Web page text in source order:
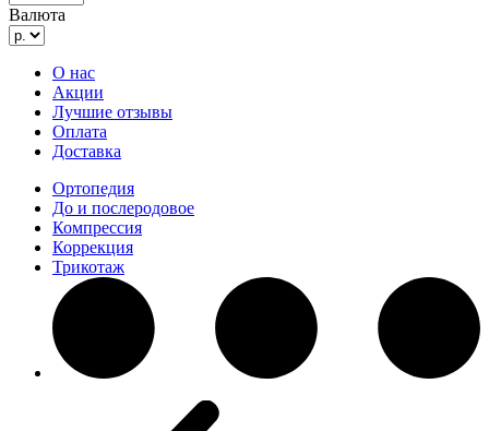
Валюта
О нас
Акции
Лучшие отзывы
Оплата
Доставка
Ортопедия
До и послеродовое
Компрессия
Коррекция
Трикотаж